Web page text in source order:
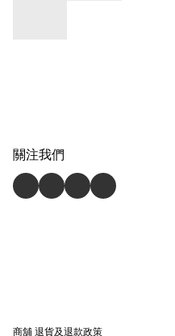
關注我們
商舖退貨及退款政策